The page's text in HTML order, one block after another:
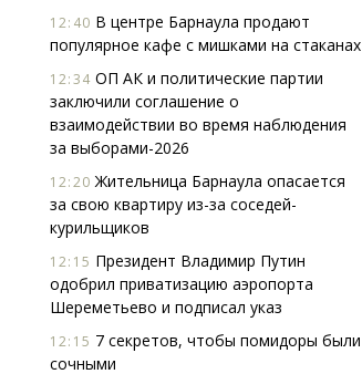
12:40 В центре Барнаула продают
популярное кафе с мишками на стаканах
12:34 ОП АК и политические партии
заключили соглашение о
взаимодействии во время наблюдения
за выборами-2026
12:20 Жительница Барнаула опасается
за свою квартиру из-за соседей-
курильщиков
12:15 Президент Владимир Путин
одобрил приватизацию аэропорта
Шереметьево и подписал указ
12:15 7 секретов, чтобы помидоры были
сочными